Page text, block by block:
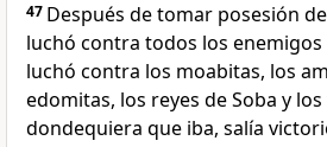
47 Después de tomar posesión
luchó contra todos los
luchó contra los moabitas, los
edomitas, los reyes de Soba y
dondequiera que iba, salía